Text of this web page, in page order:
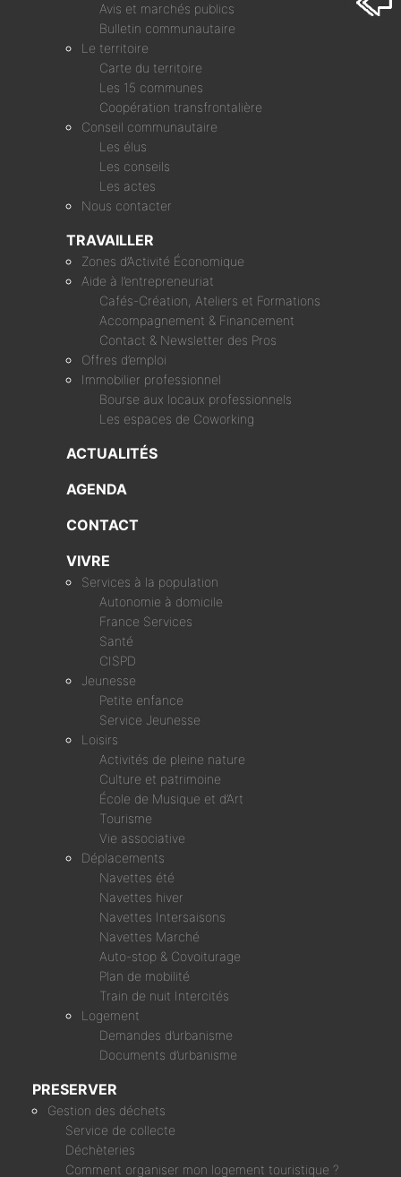
Avis et marchés publics
Bulletin communautaire
Le territoire
Carte du territoire
Les 15 communes
Coopération transfrontalière
Conseil communautaire
Les élus
Les conseils
Les actes
Nous contacter
TRAVAILLER
Zones d’Activité Économique
Aide à l’entrepreneuriat
Cafés-Création, Ateliers et Formations
Accompagnement & Financement
Contact & Newsletter des Pros
Offres d’emploi
Immobilier professionnel
Bourse aux locaux professionnels
Les espaces de Coworking
ACTUALITÉS
AGENDA
CONTACT
VIVRE
Services à la population
Autonomie à domicile
France Services
Santé
CISPD
Jeunesse
Petite enfance
Service Jeunesse
Loisirs
Activités de pleine nature
Culture et patrimoine
École de Musique et d’Art
Tourisme
Vie associative
Déplacements
Navettes été
Navettes hiver
Navettes Intersaisons
Navettes Marché
Auto-stop & Covoiturage
Plan de mobilité
Train de nuit Intercités
Logement
Demandes d’urbanisme
Documents d’urbanisme
PRESERVER
Gestion des déchets
Service de collecte
Déchèteries
Comment organiser mon logement touristique ?